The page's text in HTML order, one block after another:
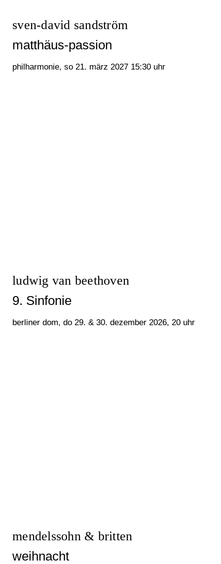
sven-david sandström
matthäus-passion
philharmonie, so 21. märz 2027 15:30 uhr
ludwig van beethoven
9. Sinfonie
berliner dom, do 29. & 30. dezember 2026, 20 uhr
mendelssohn & britten
weihnacht